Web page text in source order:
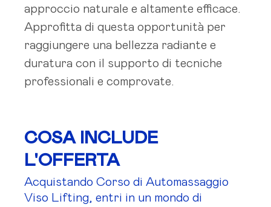
approccio naturale e altamente efficace.
Approfitta di questa opportunità per
raggiungere una bellezza radiante e
duratura con il supporto di tecniche
professionali e comprovate.
COSA INCLUDE
L'OFFERTA
Acquistando Corso di Automassaggio
Viso Lifting, entri in un mondo di